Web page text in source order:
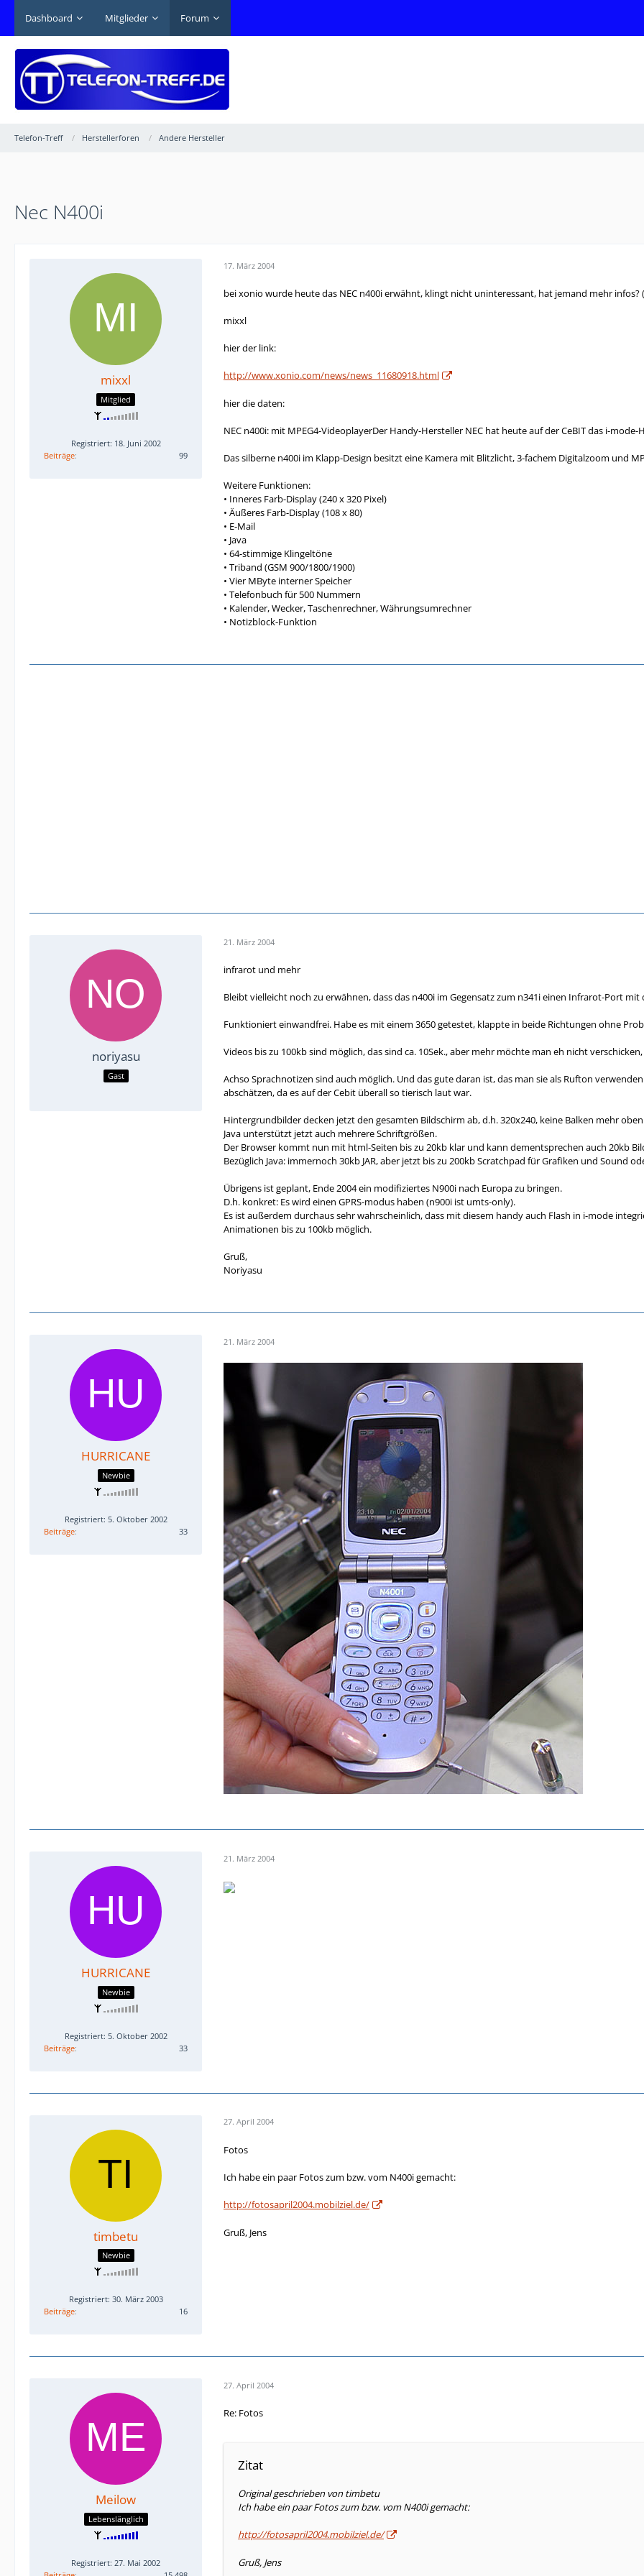
Dashboard Mitglieder Forum
Telefon-Treff Herstellerforen Andere Hersteller
Nec N400i
mixxl
Mitglied
Registriert: 18. Juni 2002
Beiträge
99
17. März 2004
bei xonio wurde heute das NEC n400i erwähnt, klingt nicht uninteressant, hat jemand mehr
mixxl
hier der link:
http://www.xonio.com/news/news_11680918.html
hier die daten:
NEC n400i: mit MPEG4-VideoplayerDer Handy-Hersteller NEC hat heute auf der CeBIT das i-
Das silberne n400i im Klapp-Design besitzt eine Kamera mit Blitzlicht, 3-fachem Digitalzoom und
Weitere Funktionen:
• Inneres Farb-Display (240 x 320 Pixel)
• Äußeres Farb-Display (108 x 80)
• E-Mail
• Java
• 64-stimmige Klingeltöne
• Triband (GSM 900/1800/1900)
• Vier MByte interner Speicher
• Telefonbuch für 500 Nummern
• Kalender, Wecker, Taschenrechner, Währungsumrechner
• Notizblock-Funktion
noriyasu
Gast
21. März 2004
infrarot und mehr
Bleibt vielleicht noch zu erwähnen, dass das n400i im Gegensatz zum n341i einen Infrarot-Port
Funktioniert einwandfrei. Habe es mit einem 3650 getestet, klappte in beide Richtungen ohne
Videos bis zu 100kb sind möglich, das sind ca. 10Sek., aber mehr möchte man eh nicht
Achso Sprachnotizen sind auch möglich. Und das gute daran ist, das man sie als Rufton
abschätzen, da es auf der Cebit überall so tierisch laut war.
Hintergrundbilder decken jetzt den gesamten Bildschirm ab, d.h. 320x240, keine Balken mehr
Java unterstützt jetzt auch mehrere Schriftgrößen.
Der Browser kommt nun mit html-Seiten bis zu 20kb klar und kann dementsprechen auch 20kb
Bezüglich Java: immernoch 30kb JAR, aber jetzt bis zu 200kb Scratchpad für Grafiken und Sound
Übrigens ist geplant, Ende 2004 ein modifiziertes N900i nach Europa zu bringen.
D.h. konkret: Es wird einen GPRS-modus haben (n900i ist umts-only).
Es ist außerdem durchaus sehr wahrscheinlich, dass mit diesem handy auch Flash in i-mode
Animationen bis zu 100kb möglich.
Gruß,
Noriyasu
HURRICANE
Newbie
Registriert: 5. Oktober 2002
Beiträge
33
21. März 2004
HURRICANE
Newbie
Registriert: 5. Oktober 2002
Beiträge
33
21. März 2004
timbetu
Newbie
Registriert: 30. März 2003
Beiträge
16
27. April 2004
Fotos
Ich habe ein paar Fotos zum bzw. vom N400i gemacht:
http://fotosapril2004.mobilziel.de/
Gruß, Jens
Meilow
Lebenslänglich
Registriert: 27. Mai 2002
27. April 2004
Re: Fotos
Zitat
Original geschrieben von timbetu
Ich habe ein paar Fotos zum bzw. vom N400i gemacht:
http://fotosapril2004.mobilziel.de/
Gruß, Jens